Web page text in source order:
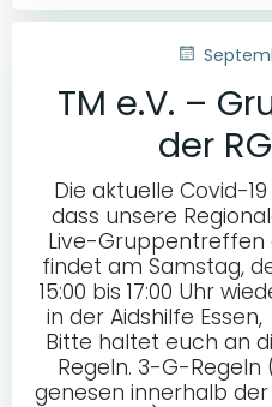
TM e.V. –
der
Die aktuelle Covid-
dass unsere
Live-Gruppentreffen
findet am Samstag,
15:00 bis 17:00 Uhr
in der Aidshilfe
Bitte haltet euch an
Regeln. 3-G-
genesen innerhalb